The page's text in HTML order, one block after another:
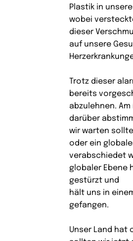
Plastik in
wobei
dieser
auf unsere
Trotz dieser
bereits
abzulehnen.
darüber
wir warten
oder ein
verabschiedet
globaler Ebene
gestürzt und
hält uns in
gefangen.
Unser Land hat